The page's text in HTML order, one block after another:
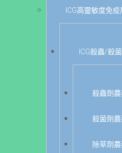
ICG高靈敏度免
ICG殺蟲/殺
殺蟲劑
殺菌劑
除草劑